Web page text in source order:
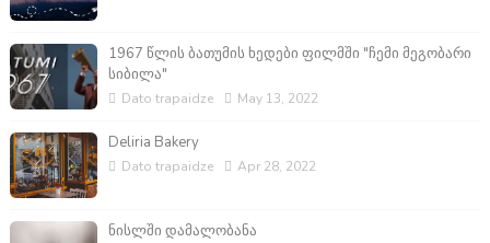
1967 წლის ბათუმის ხედები ფილმში "ჩემი მეგობარი
სიბილა"
Dato trapaidze May 13, 2022
Deliria Bakery
Dato trapaidze Apr 28, 2022
ნისლში დამალობანა